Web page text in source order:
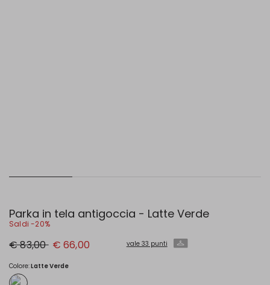
Parka in tela antigoccia - Latte Verde
Saldi -20%
Prezzo
originale
83,00
€ 83,00 Nuovo
prezzo
66,00
€ 66,00 vale 33 punti
Colore:Latte Verde